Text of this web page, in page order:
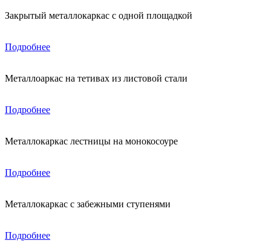
Закрытый металлокаркас с одной площадкой
Подробнее
Металлоаркас на тетивах из листовой стали
Подробнее
Металлокаркас лестницы на монокосоуре
Подробнее
Металлокаркас с забежными ступенями
Подробнее